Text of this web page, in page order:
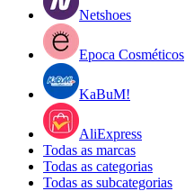
Netshoes
Epoca Cosméticos
KaBuM!
AliExpress
Todas as marcas
Todas as categorias
Todas as subcategorias